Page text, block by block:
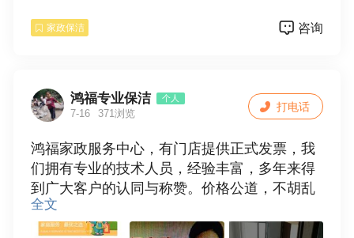
业保洁。
洗，输通下水道，换窗纱，拆装空调等一系列
家庭服务。
全天24小时为您服务，只要恁一个电话，我们
服务到家放心的家政服务，因为专业，所以更
好。
地址：中华路国家电网对面鸿福家政
电话:15036129839
家政保洁 咨询
鸿福专业保洁 个人
7-16 371浏览
鸿福家政服务中心，有门店提供正式发票，我
们拥有专业的技术人员，经验丰富，多年来得
到广大客户的认同与称赞。价格公道，不胡乱
收费，质优价廉，满意后付款，诚信合作。
全文
打电话